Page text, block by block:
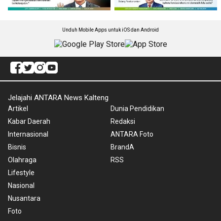
Unduh Mobile Apps untuk iOS dan Android
Jelajahi ANTARA News Kalteng
Artikel
Kabar Daerah
Internasional
Bisnis
Olahraga
Lifestyle
Nasional
Nusantara
Foto
Dunia Pendidikan
Redaksi
ANTARA Foto
BrandA
RSS